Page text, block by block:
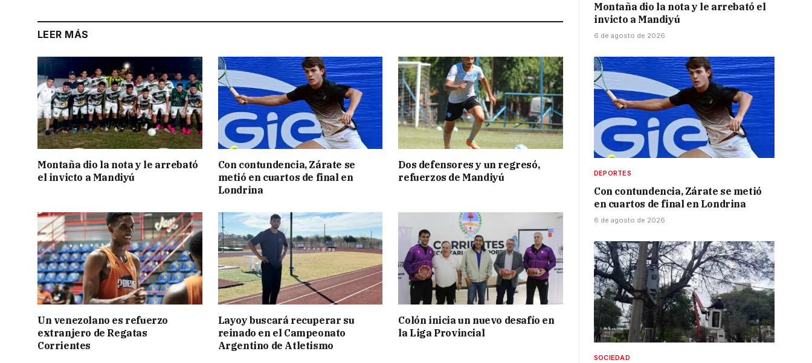
LEER MÁS
Montaña dio la nota y le arrebató
el invicto a Mandiyú
Con contundencia, Zárate se
metió en cuartos de final en
Londrina
Dos defensores y un regresó,
refuerzos de Mandiyú
Un venezolano es refuerzo
extranjero de Regatas
Corrientes
Layoy buscará recuperar su
reinado en el Campeonato
Argentino de Atletismo
Colón inicia un nuevo desafío en
la Liga Provincial
Montaña dio la nota y le arrebató el
invicto a Mandiyú
6 de agosto de 2026
DEPORTES
Con contundencia, Zárate se metió
en cuartos de final en Londrina
6 de agosto de 2026
SOCIEDAD